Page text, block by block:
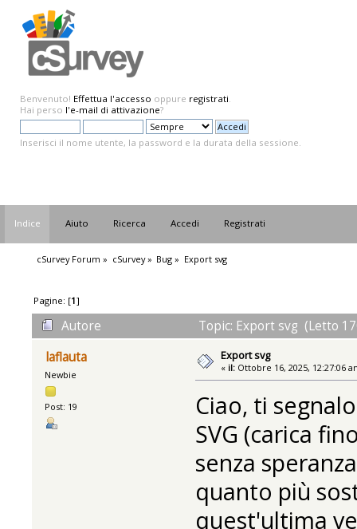
Benvenuto! Effettua l'accesso oppure registrati.
Hai perso l'e-mail di attivazione?
Inserisci il nome utente, la password e la durata della sessione.
Indice Aiuto Ricerca Accedi Registrati
cSurvey Forum » cSurvey» Bug » Export svg
Pagine: [1]
Autore
Topic: Export svg (Letto
laflauta
Newbie
Post: 19
Export svg
« il: Ottobre 16, 2025, 12:27:06
Ciao, ti
SVG (carica
senza
quanto più
quest'ultima